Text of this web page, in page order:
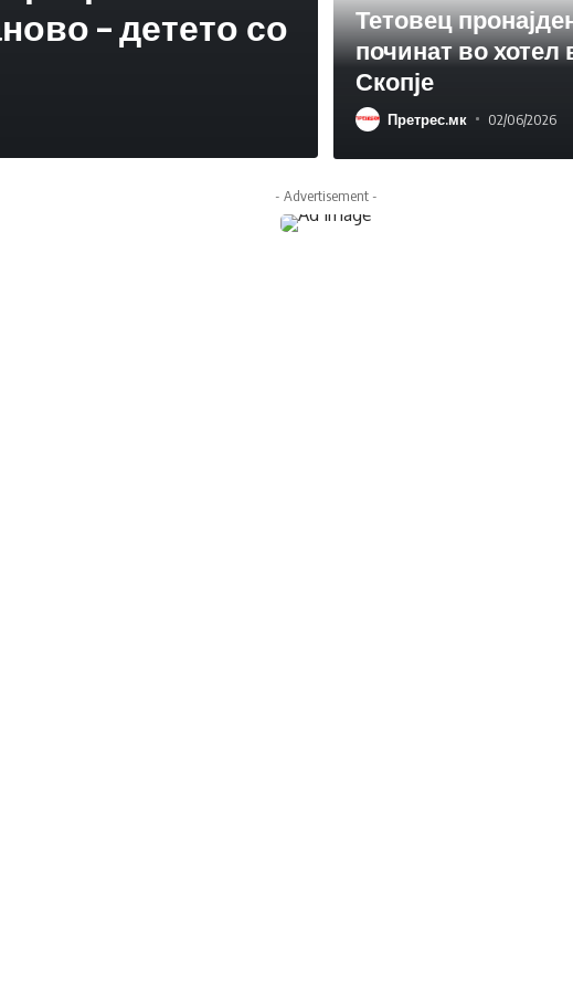
– детето со
Претрес.мк 03/08/2024
Тетовец
починат во хотел
Скопје
Претрес.мк 02/06/2026
- Advertisement -